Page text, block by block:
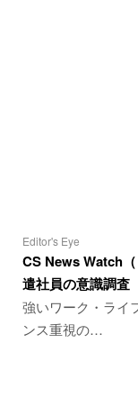
Editor's Eye
CS News Watch
遣社員の意識調査
強いワーク・ライ
ンス重視の…